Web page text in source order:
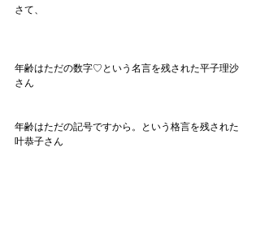
さて、
年齢はただの数字♡という名言を残された平子理沙
さん
年齢はただの記号ですから。という格言を残された
叶恭子さん